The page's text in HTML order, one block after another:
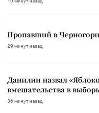
Пропавший в
29 минут назад
Данилин назвал
вмешательства в
36 минут назад